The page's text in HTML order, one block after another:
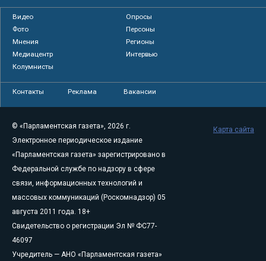
Видео
Опросы
Фото
Персоны
Мнения
Регионы
Медиацентр
Интервью
Колумнисты
Контакты Реклама Вакансии
© «Парламентская газета», 2026 г.
Электронное периодическое издание
«Парламентская газета» зарегистрировано в
Федеральной службе по надзору в сфере
связи, информационных технологий и
массовых коммуникаций (Роскомнадзор) 05
августа 2011 года. 18+
Свидетельство о регистрации Эл № ФС77-
46097
Учредитель — АНО «Парламентская газета»
Карта сайта